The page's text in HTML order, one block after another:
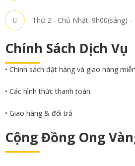
Thứ 2 - Chủ Nhật: 9h00(sáng) -
Chính Sách Dịch Vụ
• Chính sách đặt hàng và giao hàng
• Các hình thức thanh toán
• Giao hàng & đổi trả
Cộng Đồng Ong